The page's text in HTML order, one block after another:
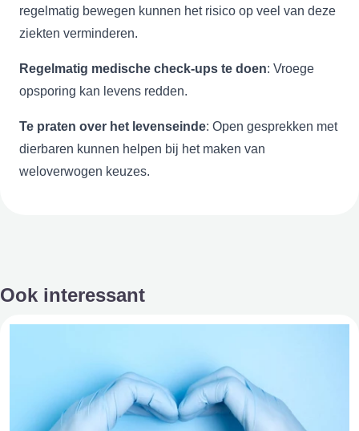
regelmatig bewegen kunnen het risico op veel van deze
ziekten verminderen.
Regelmatig medische check-ups te doen: Vroege
opsporing kan levens redden.
Te praten over het levenseinde: Open gesprekken met
dierbaren kunnen helpen bij het maken van
weloverwogen keuzes.
Ook interessant